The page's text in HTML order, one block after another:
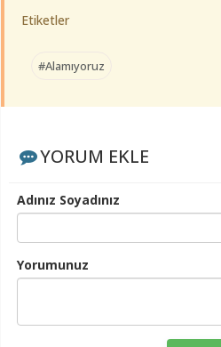
Etiketler
#Alamıyoruz
YORUM EKLE
Adınız Soyadınız
Yorumunuz